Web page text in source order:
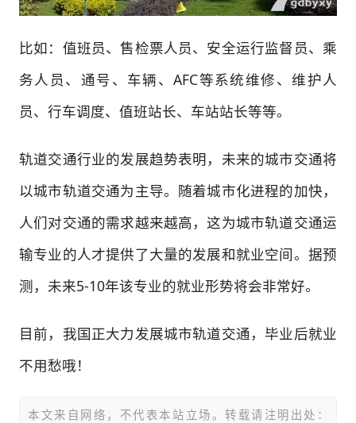
比如：值班员、售检票人员、安全运行监督员、乘
务人员、通号、车辆、AFC等系统维修、维护人
员、行车调度、值班站长、车站站长等等。
轨道交通行业的发展趋势表明，未来的城市交通将
以城市轨道交通为主导。随着城市化进程的加快，
人们对交通的需求越来越高，这为城市轨道交通运
输专业的人才提供了大量的发展和就业空间。据预
测，未来5-10年该专业的就业形势将会非常好。
目前，我国正大力发展城市轨道交通，毕业后就业
不用愁哦！
本文来自网络，不代表本站立场。转载请注明出处：